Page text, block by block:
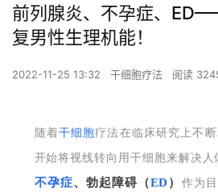
前列腺炎、不孕症、
复男性生理机能！
2022-11-25 13:32 干细胞疗法 阅读
随着干细胞疗法在临床研究上不
开始将视线转向用干细胞来解决人
不孕症、勃起障碍（ED ） 作为